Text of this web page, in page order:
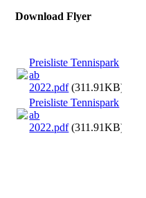
Download Flyer
Preisliste Tennispark
ab
2022.pdf(311.91KB)
Preisliste Tennispark
ab
2022.pdf(311.91KB)